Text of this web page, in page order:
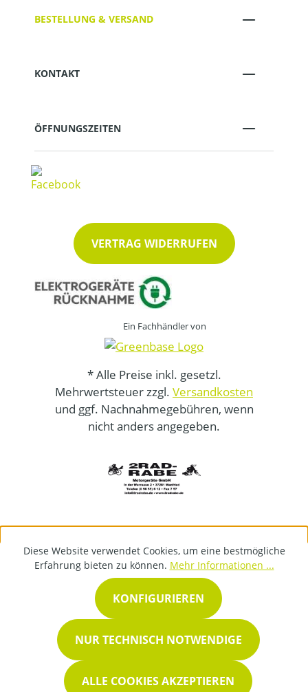
BESTELLUNG & VERSAND
KONTAKT
ÖFFNUNGSZEITEN
VERTRAG WIDERRUFEN
Ein Fachhändler von
* Alle Preise inkl. gesetzl.
Mehrwertsteuer zzgl. Versandkosten
und ggf. Nachnahmegebühren, wenn
nicht anders angegeben.
Diese Website verwendet Cookies, um eine bestmögliche
Erfahrung bieten zu können. Mehr Informationen ...
NUR TECHNISCH NOTWENDIGE
KONFIGURIEREN
ALLE COOKIES AKZEPTIEREN